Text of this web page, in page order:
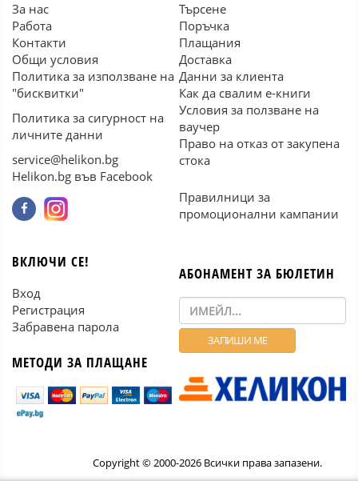
За нас
Работа
Контакти
Общи условия
Политика за използване на
"бисквитки"
Политика за сигурност на
личните данни
service@helikon.bg
Helikon.bg във Facebook
Търсене
Поръчка
Плащания
Доставка
Данни за клиента
Как да свалим е-книги
Условия за ползване на
ваучер
Право на отказ от закупена
стока
Правилници за
промоционални кампании
ВКЛЮЧИ СЕ!
Вход
Регистрация
Забравена парола
МЕТОДИ ЗА ПЛАЩАНЕ
АБОНАМЕНТ ЗА БЮЛЕТИН
Copyright © 2000-2026 Всички права запазени.